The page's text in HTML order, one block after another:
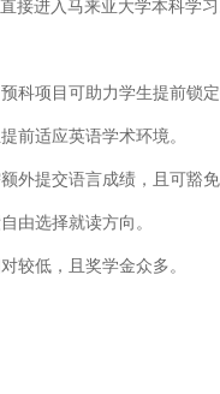
接进入马来亚大学本科学习
项目可助力学生提前锁定
前适应英语学术环境。
外提交语言成绩，且可豁免
由选择就读方向。
较低，且奖学金众多。